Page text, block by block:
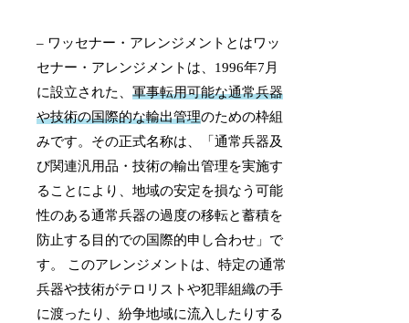
– ワッセナー・アレンジメントとはワッ
セナー・アレンジメントは、1996年7月
に設立された、軍事転用可能な通常兵器
や技術の国際的な輸出管理のための枠組
みです。その正式名称は、「通常兵器及
び関連汎用品・技術の輸出管理を実施す
ることにより、地域の安定を損なう可能
性のある通常兵器の過度の移転と蓄積を
防止する目的での国際的申し合わせ」で
す。 このアレンジメントは、特定の通常
兵器や技術がテロリストや犯罪組織の手
に渡ったり、紛争地域に流入したりする